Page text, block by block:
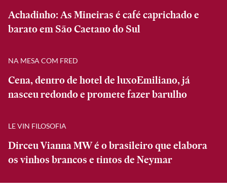
Achadinho: As Mineiras é café caprichado e
barato em São Caetano do Sul
NA MESA COM FRED
Cena, dentro de hotel de luxoEmiliano, já
nasceu redondo e promete fazer barulho
LE VIN FILOSOFIA
Dirceu Vianna MW é o brasileiro que elabora
os vinhos brancos e tintos de Neymar